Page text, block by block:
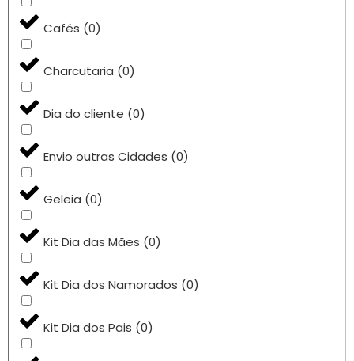
Cafés (0)
Charcutaria (0)
Dia do cliente (0)
Envio outras Cidades (0)
Geleia (0)
Kit Dia das Mães (0)
Kit Dia dos Namorados (0)
Kit Dia dos Pais (0)